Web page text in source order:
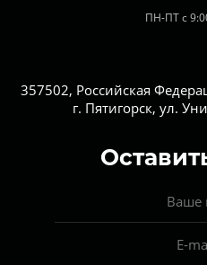
ПН-ПТ с
357502, Российская
г. Пятигорск, ул.